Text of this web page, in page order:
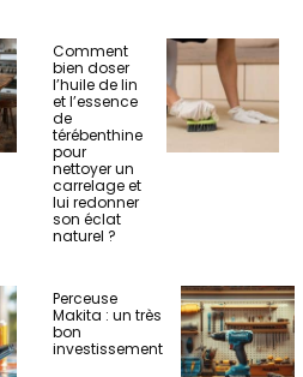
Comment
bien doser
l’huile de lin
et l’essence
de
térébenthine
pour
nettoyer un
carrelage et
lui redonner
son éclat
naturel ?
Perceuse
Makita : un très
bon
investissement